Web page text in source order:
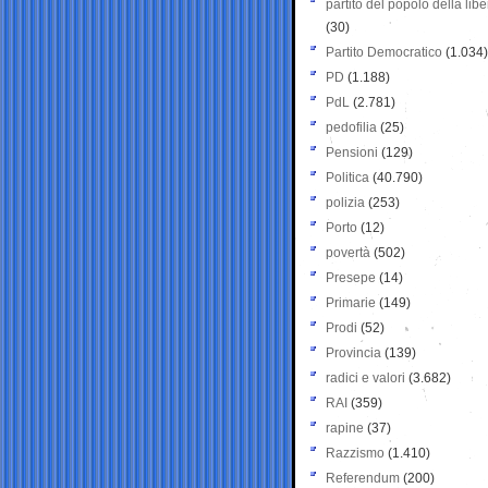
partito del popolo della
(30)
Partito Democratico (1.034)
PD (1.188)
PdL (2.781)
pedofilia (25)
Pensioni (129)
Politica (40.790)
polizia (253)
Porto (12)
povertà (502)
Presepe (14)
Primarie (149)
Prodi (52)
Provincia (139)
radici e valori (3.682)
RAI (359)
rapine (37)
Razzismo (1.410)
Referendum (200)